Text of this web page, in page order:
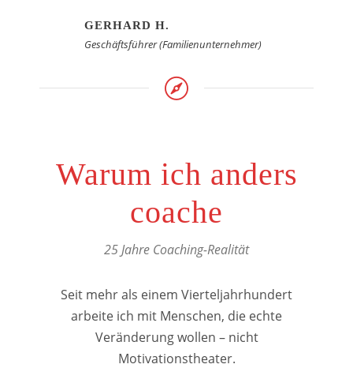
GERHARD H.
Geschäftsführer (Familienunternehmer)
Warum ich anders
coache
25 Jahre Coaching-Realität
Seit mehr als einem Vierteljahrhundert
arbeite ich mit Menschen, die echte
Veränderung wollen – nicht
Motivationstheater.